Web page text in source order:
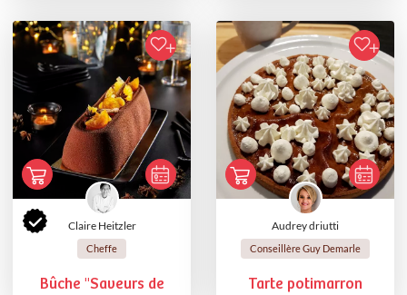
Claire Heitzler
Cheffe
Bûche "Saveurs de
Audrey driutti
Conseillère Guy Demarle
Tarte potimarron